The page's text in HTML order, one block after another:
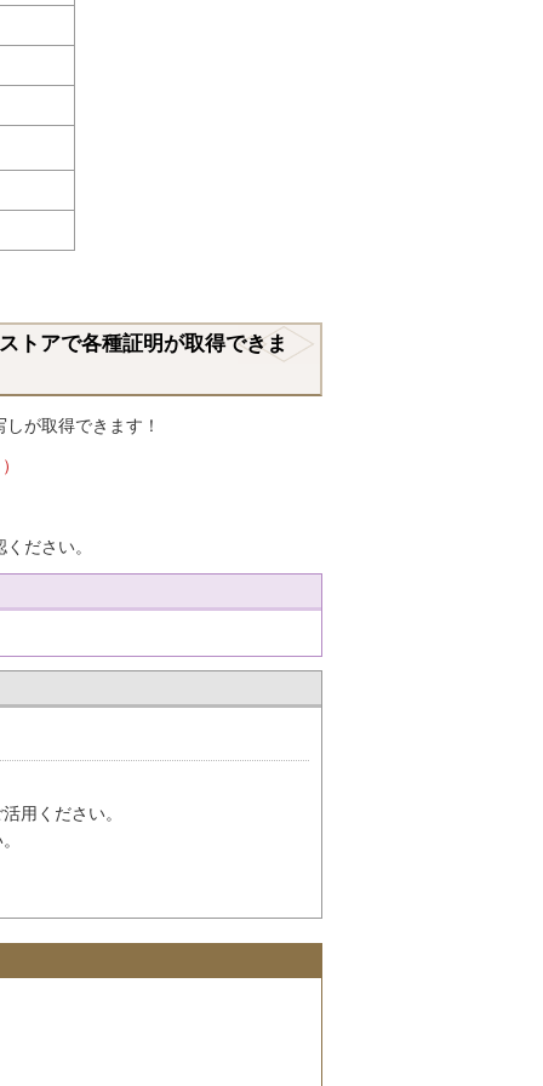
トアで各種証明が取得できま
が取得できます！
ださい。
用ください。